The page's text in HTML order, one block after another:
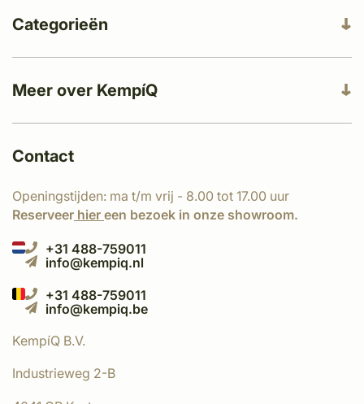
Meer over KempíQ
Categorieën
Contact
Openingstijden: ma t/m vrij - 8.00 tot 17.00 uur
Reserveer hier een bezoek in onze showroom.
+31 488-759011
info@kempiq.nl
+31 488-759011
info@kempiq.be
KempíQ B.V.
Industrieweg 2-B